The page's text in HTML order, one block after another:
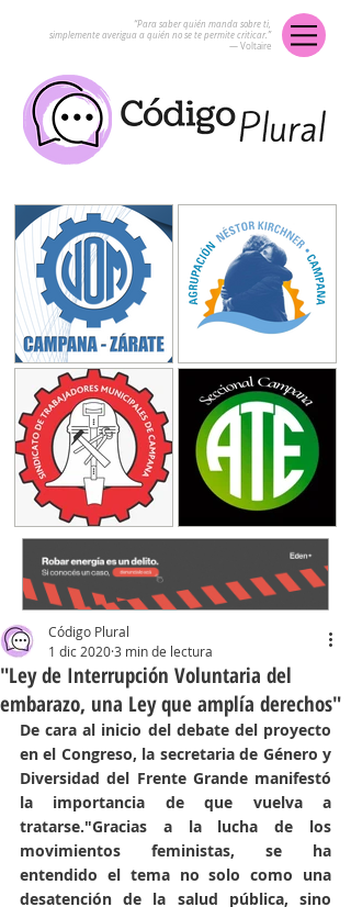
“Para saber quién manda sobre ti,
simplemente averigua a quién no se te permite criticar.”
― Voltaire
"Ley de Interrupción Voluntaria del
embarazo, una Ley que amplía derechos"
Código Plural
1 dic 20203 min de lectura
De cara al inicio del debate del proyecto
en el Congreso, la secretaria de Género y
Diversidad del Frente Grande manifestó
la importancia de que vuelva a
tratarse."Gracias a la lucha de los
movimientos feministas, se ha
entendido el tema no solo como una
desatención de la salud pública, sino